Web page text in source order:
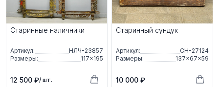
Старинные наличники
Артикул:
НЛЧ-23857
Размеры:
117×195
12 500 ₽/ шт.
Старинный сундук
Артикул:
СН-27124
Размеры:
137×67×59
10 000 ₽